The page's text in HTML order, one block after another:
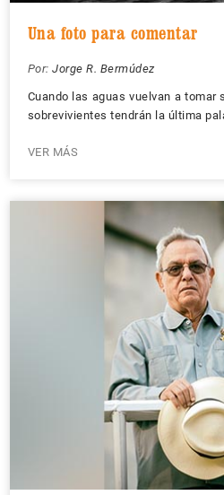
Una foto para comentar
Por: Jorge R. Bermúdez
Cuando las aguas vuelvan a tomar
sobrevivientes tendrán la última
VER MÁS